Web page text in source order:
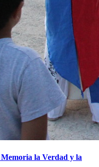
la Verdad y la